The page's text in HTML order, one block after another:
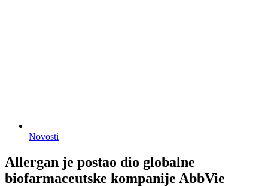
Novosti
Allergan je postao dio globalne
biofarmaceutske kompanije AbbVie